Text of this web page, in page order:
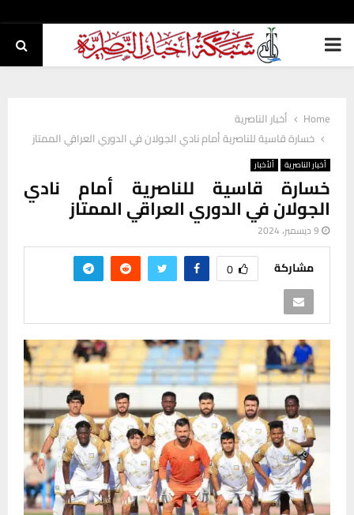
PRIMARY
Home
أخبار الناصرية
خسارة قاسية للناصرية أمام نادي الجولان في الدوري العراقي الممتاز
أخبار الناصرية ألأخبار
خسارة قاسية للناصرية أمام نادي
الجولان في الدوري العراقي الممتاز
9 ديسمبر، 2024
مشاركة 0